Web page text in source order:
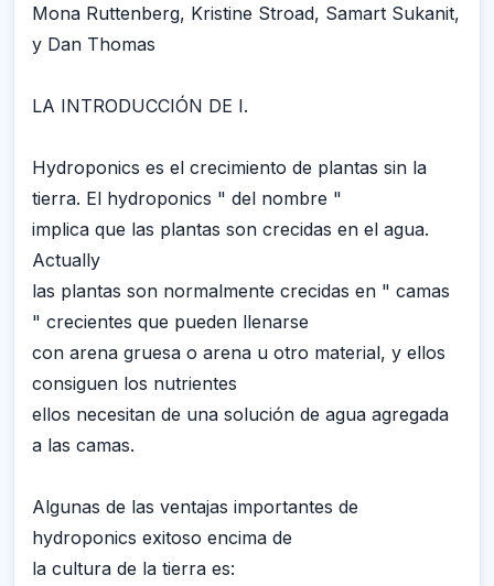
Mona Ruttenberg, Kristine Stroad, Samart Sukanit,
y Dan Thomas
LA INTRODUCCIÓN DE I.
Hydroponics es el crecimiento de plantas sin la
tierra. El hydroponics " del nombre "
implica que las plantas son crecidas en el agua.
Actually
las plantas son normalmente crecidas en " camas
" crecientes que pueden llenarse
con arena gruesa o arena u otro material, y ellos
consiguen los nutrientes
ellos necesitan de una solución de agua agregada
a las camas.
Algunas de las ventajas importantes de
hydroponics exitoso encima de
la cultura de la tierra es: